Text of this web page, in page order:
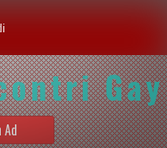
Gay
Ad